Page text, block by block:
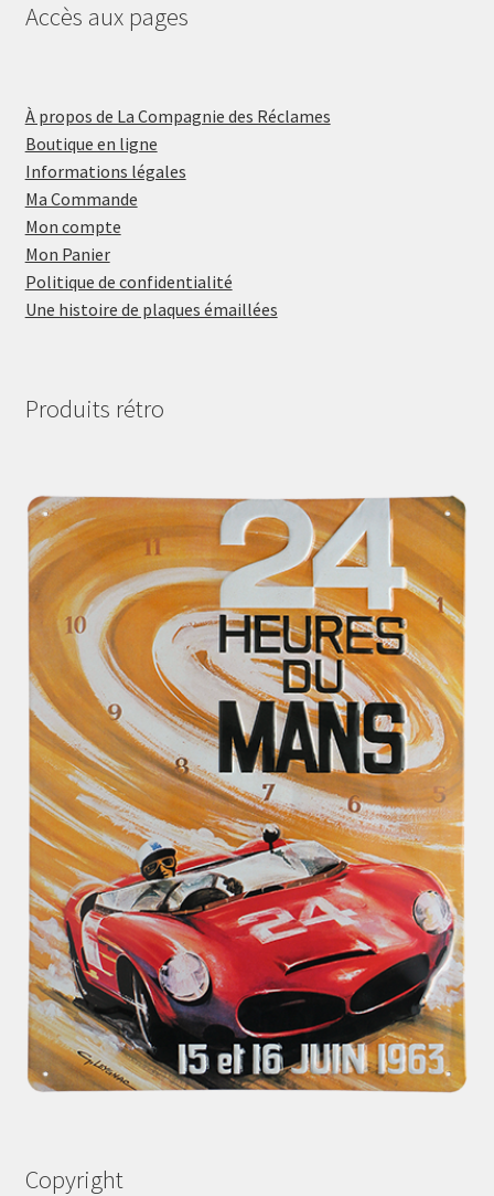
Accès aux pages
À propos de La Compagnie des Réclames
Boutique en ligne
Informations légales
Ma Commande
Mon compte
Mon Panier
Politique de confidentialité
Une histoire de plaques émaillées
Produits rétro
Copyright